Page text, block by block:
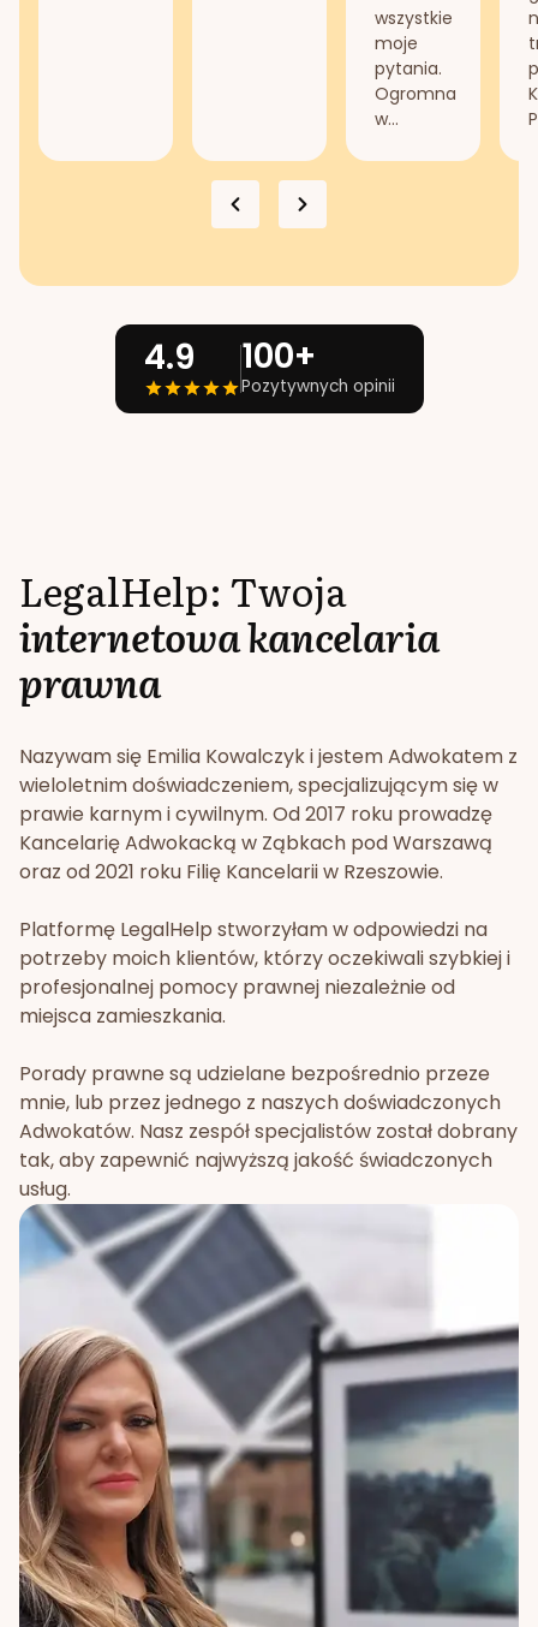
wszystkie
moje
pytania.
Ogromna
w...
4.9 100+
Pozytywnych opinii
LegalHelp: Twoja
internetowa kancelaria
prawna
Nazywam się Emilia Kowalczyk i jestem Adwokatem z
wieloletnim doświadczeniem, specjalizującym się w
prawie karnym i cywilnym. Od 2017 roku prowadzę
Kancelarię Adwokacką w Ząbkach pod Warszawą
oraz od 2021 roku Filię Kancelarii w Rzeszowie.
Platformę LegalHelp stworzyłam w odpowiedzi na
potrzeby moich klientów, którzy oczekiwali szybkiej i
profesjonalnej pomocy prawnej niezależnie od
miejsca zamieszkania.
Porady prawne są udzielane bezpośrednio przeze
mnie, lub przez jednego z naszych doświadczonych
Adwokatów. Nasz zespół specjalistów został dobrany
tak, aby zapewnić najwyższą jakość świadczonych
usług.